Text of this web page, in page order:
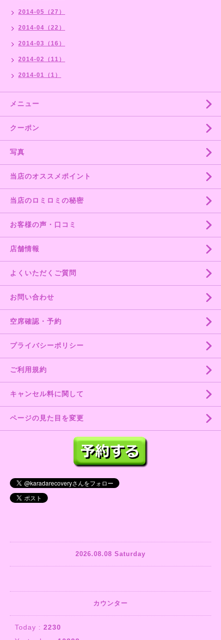
2014-05（27）
2014-04（22）
2014-03（16）
2014-02（11）
2014-01（1）
メニュー
クーポン
写真
当店のオススメポイント
当店のロミロミの秘密
お客様の声・口コミ
店舗情報
よくいただくご質問
お問い合わせ
空席確認・予約
プライバシーポリシー
ご利用規約
キャンセル料に関して
ページの見た目を変更
2026.08.08 Saturday
カウンター
Today : 2230